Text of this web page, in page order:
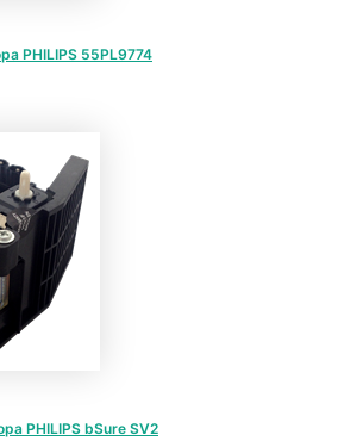
PHILIPS 55PL9774
PHILIPS bSure SV2